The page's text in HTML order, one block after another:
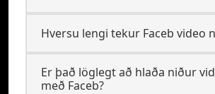
Hversu lengi tekur Faceb video
Er það löglegt að hlaða niður
með Faceb?